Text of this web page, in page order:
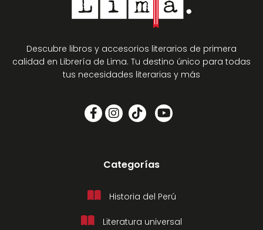
Descubre libros y accesorios literarios de primera
calidad en Librería de Lima. Tu destino único para todas
tus necesidades literarias y más
Categorías
Historia del Perú
Literatura universal